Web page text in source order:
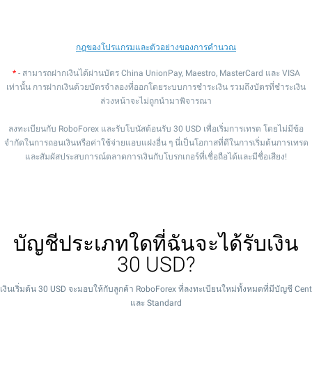
กฎของโปรแกรมและตัวอย่างของการคำนวณ
*- สามารถฝากเงินได้ผ่านบัตร China UnionPay, Maestro, MasterCard และ VISA
เท่านั้น การฝากเงินด้วยบัตรจำลองที่ออกโดยระบบการชำระเงิน รวมถึงบัตรที่ชำระเงิน
ล่วงหน้าจะไม่ถูกนำมาพิจารณา
ลงทะเบียนกับ RoboForex และรับโบนัสต้อนรับ 30 USD เพื่อเริ่มการเทรด โดยไม่มีข้อ
จำกัดในการถอนเงินหรือค่าใช้จ่ายแอบแฝงอื่น ๆ นี่เป็นโอกาสที่ดีในการเริ่มต้นการเทรด
และสัมผัสประสบการณ์ตลาดการเงินกับโบรกเกอร์ที่เชื่อถือได้และมีชื่อเสียง!
บัญชีประเภทใดที่ฉันจะได้รับเงิน
30 USD?
เงินเริ่มต้น 30 USD จะมอบให้กับลูกค้า RoboForex ที่ลงทะเบียนใหม่ทั้งหมดที่มีบัญชี Cent
และ Standard